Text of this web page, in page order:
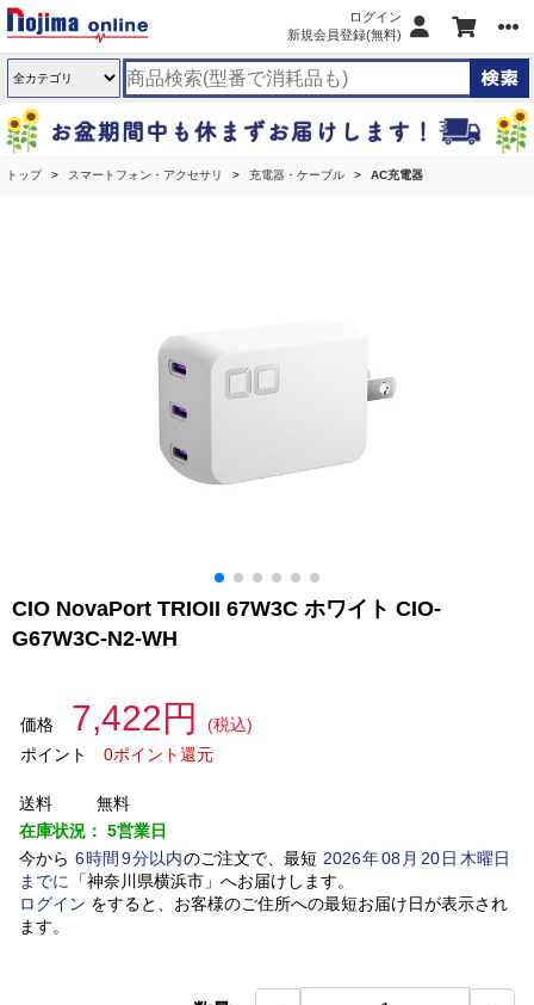
ログイン
新規会員登録(無料)
トップ スマートフォン・アクセサリ 充電器・ケーブル AC充電器
CIO NovaPort TRIOII 67W3C ホワイト CIO-
G67W3C-N2-WH
価格 7,422円
(税込)
ポイント
0ポイント還元
送料
無料
在庫状況： 5営業日
今から 6時間 9分以内のご注文で、最短 2026年08 月 20日木曜日
までに
「神奈川県横浜市」 へお届けします。
ログイン をすると、お客様のご住所への最短お届け日が表示され
ます。